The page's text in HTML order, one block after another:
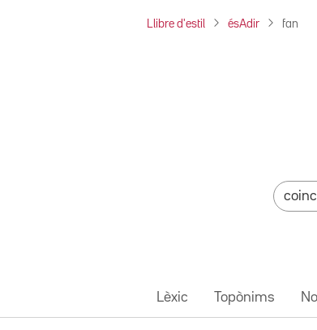
Llibre d'estil ésAdir fan
Lèxic Topònims